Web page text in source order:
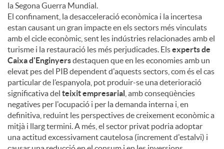
la Segona Guerra Mundial.
El confinament, la desacceleració econòmica i la incertesa
estan causant un gran impacte en els sectors més vinculats
amb el cicle econòmic, sent les indústries relacionades amb el
turisme i la restauració les més perjudicades. Elsexperts de
Caixa d'Enginyersdestaquen que en les economies amb un
elevat pes del PIB dependent d'aquests sectors, com és el cas
particular de l’espanyola, pot produir-se una deterioració
significativa del teixit empresarial , amb conseqüències
negatives per l'ocupació i per la demanda interna i, en
definitiva, reduint les perspectives de creixement econòmic a
mitjà i llarg termini. A més, el sector privat podria adoptar
una actitud excessivament cautelosa (increment d'estalvi) i